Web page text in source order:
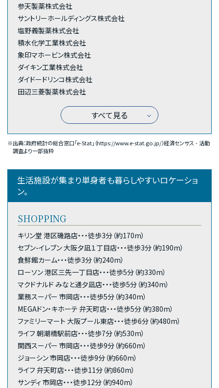
参天製薬株式会社
サントリーホールディングス株式会社
塩野義製薬株式会社
積水化学工業株式会社
象印マホービン株式会社
ダイキン工業株式会社
ダイドードリンコ株式会社
田辺三菱製薬株式会社
すべて見る
※出典：政府統計の総合窓口「e-Stat」（https://www.e-stat.go.jp/）経済センサス - 活動
調査より一部抜粋
生活施設が集まり単身者も暮らしやすいロケーショ
ン。
SHOPPING
キリン堂 港区磯路店・・・徒歩3分（約170m）
セブン-イレブン 大阪夕凪１丁目店・・・徒歩3分（約190m）
食鮮館カーム・・・徒歩3分（約240m）
ローソン 港区三先一丁目店・・・徒歩5分（約330m）
マクドナルド みなと通夕凪店・・・徒歩5分（約340m）
業務スーパー 市岡店・・・徒歩5分（約340m）
MEGAドン・キホーテ 弁天町店・・・徒歩5分（約380m）
ファミリーマート 大阪プール東店・・・徒歩6分（約480m）
ライフ 朝潮橋駅前店・・・徒歩7分（約530m）
関西スーパー 市岡店・・・徒歩9分（約660m）
ジョーシン 市岡店・・・徒歩9分（約660m）
ライフ 弁天町店・・・徒歩11分（約860m）
サンディ 市岡店・・・徒歩12分（約940m）